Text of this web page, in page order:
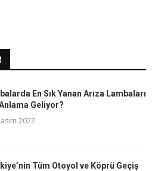
En Sık Yanan Arıza Lambaları
Geliyor?
2022
Tüm Otoyol ve Köprü Geçiş